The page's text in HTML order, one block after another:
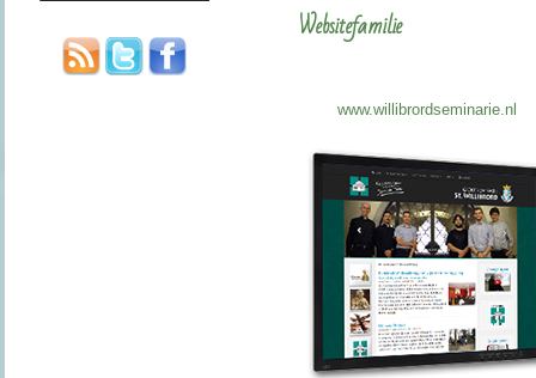
Website­fa­mi­lie
www.wil­li­brord­semi­narie.nl